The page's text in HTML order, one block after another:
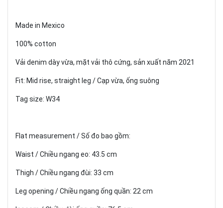
Made in Mexico
100% cotton
Vải denim dày vừa, mặt vải thô cứng, sản xuất năm 2021
Fit: Mid rise, straight leg / Cạp vừa, ống suông
Tag size: W34
Flat measurement / Số đo bao gồm:
Waist / Chiều ngang eo: 43.5 cm
Thigh / Chiều ngang đùi: 33 cm
Leg opening / Chiều ngang ống quần: 22 cm